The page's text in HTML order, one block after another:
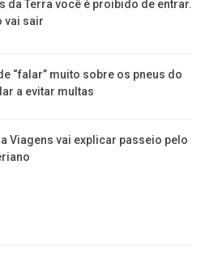
da Terra você é proibido de entrar.
vai sair
“falar” muito sobre os pneus do
a evitar multas
Viagens vai explicar passeio pelo